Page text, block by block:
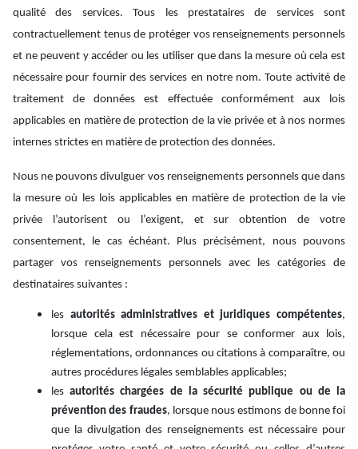
qualité des services. Tous les prestataires de services sont
contractuellement tenus de protéger vos renseignements personnels
et ne peuvent y accéder ou les utiliser que dans la mesure où cela est
nécessaire pour fournir des services en notre nom. Toute activité de
traitement de données est effectuée conformément aux lois
applicables en matière de protection de la vie privée et à nos normes
internes strictes en matière de protection des données.
Nous ne pouvons divulguer vos renseignements personnels que dans
la mesure où les lois applicables en matière de protection de la vie
privée l’autorisent ou l’exigent, et sur obtention de votre
consentement, le cas échéant. Plus précisément, nous pouvons
partager vos renseignements personnels avec les catégories de
destinataires suivantes :
les autorités administratives et juridiques compétentes,
lorsque cela est nécessaire pour se conformer aux lois,
réglementations, ordonnances ou citations à comparaître, ou
autres procédures légales semblables applicables;
lesautorités chargées de la sécurité publique ou de la
prévention des fraudes, lorsque nous estimons de bonne foi
que la divulgation des renseignements est nécessaire pour